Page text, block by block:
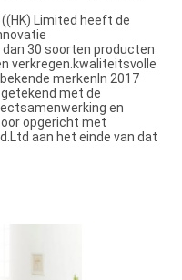
Limited heeft de
30 soorten producten
verkregen.kwaliteitsvolle
merkenIn 2017
met de
en
opgericht met
aan het einde van dat